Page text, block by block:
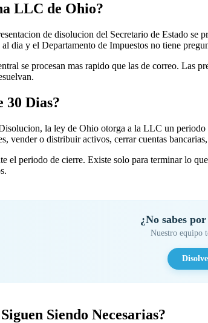
LLC de Ohio?
de disolucion del Secretario de Estado se
dia y el Departamento de Impuestos no tiene
se procesan mas rapido que las de correo.
30 Dias?
la ley de Ohio otorga a la LLC un
vender o distribuir activos, cerrar cuentas
el periodo de cierre. Existe solo para terminar lo
¿No sabes
Nuestro equipo
Siendo Necesarias?